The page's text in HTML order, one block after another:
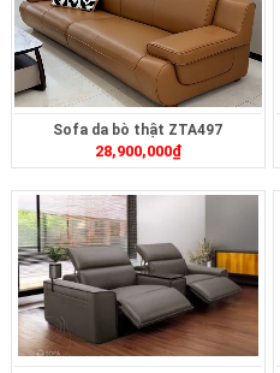
Sofa da bò thật ZTA497
28,900,000₫